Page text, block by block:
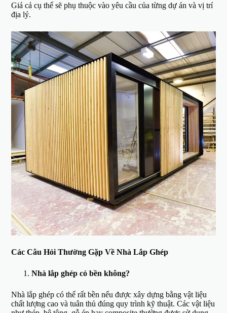
Giá cả cụ thể sẽ phụ thuộc vào yêu cầu của từng dự án và vị trí
địa lý.
Các Câu Hỏi Thường Gặp Về Nhà Lắp Ghép
Nhà lắp ghép có bền không?
Nhà lắp ghép có thể rất bền nếu được xây dựng bằng vật liệu
chất lượng cao và tuân thủ đúng quy trình kỹ thuật. Các vật liệu